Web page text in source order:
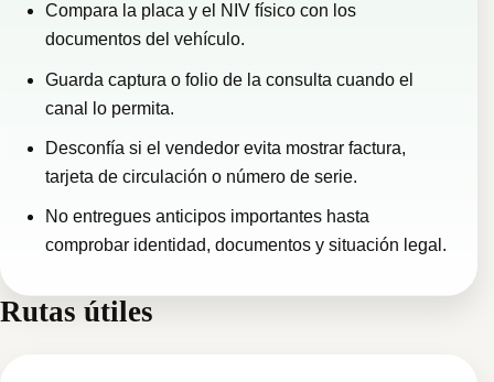
Compara la placa y el NIV físico con los
documentos del vehículo.
Guarda captura o folio de la consulta cuando el
canal lo permita.
Desconfía si el vendedor evita mostrar factura,
tarjeta de circulación o número de serie.
No entregues anticipos importantes hasta
comprobar identidad, documentos y situación legal.
Rutas útiles